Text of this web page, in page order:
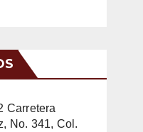
Carretera
No. 341, Col.